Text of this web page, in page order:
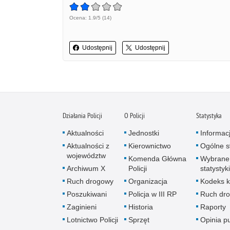
Ocena: 1.9/5 (14)
Udostępnij Udostępnij
Działania Policji
Aktualności
Aktualności z
województw
Archiwum X
Ruch drogowy
Poszukiwani
Zaginieni
Lotnictwo Policji
O Policji
Jednostki
Kierownictwo
Komenda Główna
Policji
Organizacja
Policja w III RP
Historia
Sprzęt
Statystyka
Ogólne
Wybrane
statystyki
Kodeks
Ruch
Raporty
Opinia